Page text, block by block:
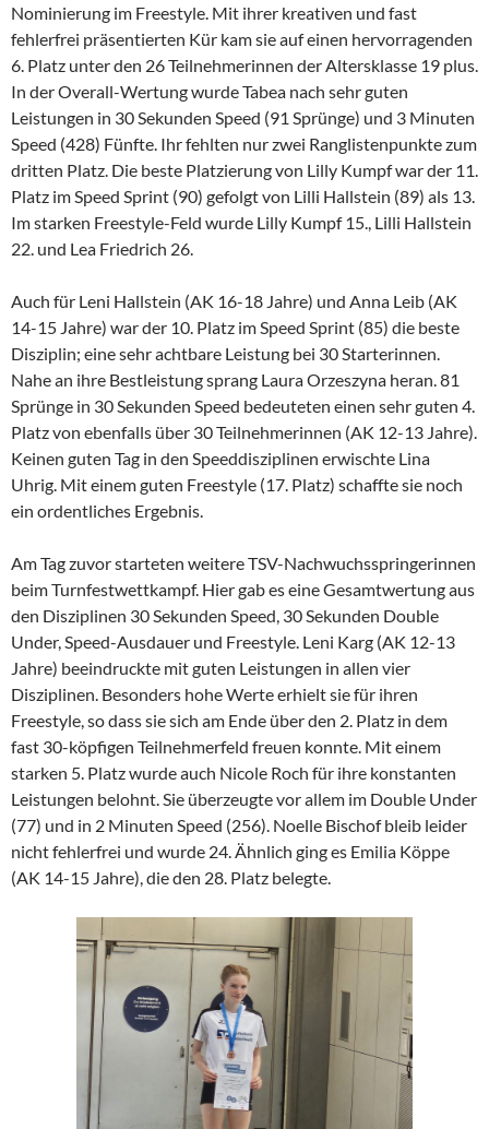
Nominierung im Freestyle. Mit ihrer kreativen und fast
fehlerfrei präsentierten Kür kam sie auf einen hervorragenden
6. Platz unter den 26 Teilnehmerinnen der Altersklasse 19 plus.
In der Overall-Wertung wurde Tabea nach sehr guten
Leistungen in 30 Sekunden Speed (91 Sprünge) und 3 Minuten
Speed (428) Fünfte. Ihr fehlten nur zwei Ranglistenpunkte zum
dritten Platz. Die beste Platzierung von Lilly Kumpf war der 11.
Platz im Speed Sprint (90) gefolgt von Lilli Hallstein (89) als 13.
Im starken Freestyle-Feld wurde Lilly Kumpf 15., Lilli Hallstein
22. und Lea Friedrich 26.
Auch für Leni Hallstein (AK 16-18 Jahre) und Anna Leib (AK
14-15 Jahre) war der 10. Platz im Speed Sprint (85) die beste
Disziplin; eine sehr achtbare Leistung bei 30 Starterinnen.
Nahe an ihre Bestleistung sprang Laura Orzeszyna heran. 81
Sprünge in 30 Sekunden Speed bedeuteten einen sehr guten 4.
Platz von ebenfalls über 30 Teilnehmerinnen (AK 12-13 Jahre).
Keinen guten Tag in den Speeddisziplinen erwischte Lina
Uhrig. Mit einem guten Freestyle (17. Platz) schaffte sie noch
ein ordentliches Ergebnis.
Am Tag zuvor starteten weitere TSV-Nachwuchsspringerinnen
beim Turnfestwettkampf. Hier gab es eine Gesamtwertung aus
den Disziplinen 30 Sekunden Speed, 30 Sekunden Double
Under, Speed-Ausdauer und Freestyle. Leni Karg (AK 12-13
Jahre) beeindruckte mit guten Leistungen in allen vier
Disziplinen. Besonders hohe Werte erhielt sie für ihren
Freestyle, so dass sie sich am Ende über den 2. Platz in dem
fast 30-köpfigen Teilnehmerfeld freuen konnte. Mit einem
starken 5. Platz wurde auch Nicole Roch für ihre konstanten
Leistungen belohnt. Sie überzeugte vor allem im Double Under
(77) und in 2 Minuten Speed (256). Noelle Bischof bleib leider
nicht fehlerfrei und wurde 24. Ähnlich ging es Emilia Köppe
(AK 14-15 Jahre), die den 28. Platz belegte.